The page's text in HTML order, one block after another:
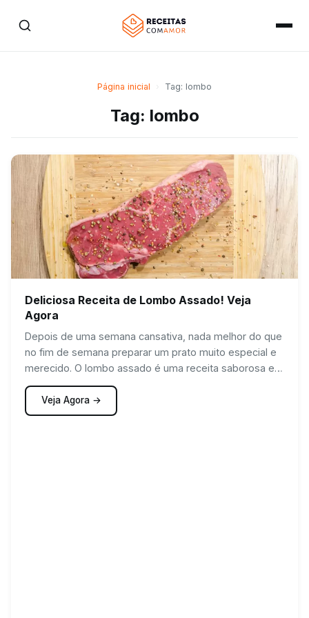
Página inicial Tag: lombo
Tag: lombo
Deliciosa Receita de Lombo Assado! Veja
Agora
Depois de uma semana cansativa, nada melhor do que
no fim de semana preparar um prato muito especial e
merecido. O lombo assado é uma receita saborosa e
combina com diversos acompanhamentos. Esse prato
é um verdadeiro almoço de domingo.
Veja Agora →